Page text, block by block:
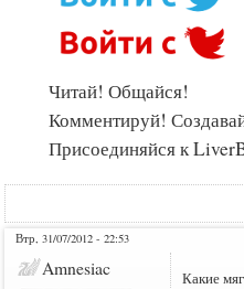
Читай! Общайся!
Комментируй!
Присоединяйся к
Втр, 31/07/2012 - 22:53
Amnesiac Какие